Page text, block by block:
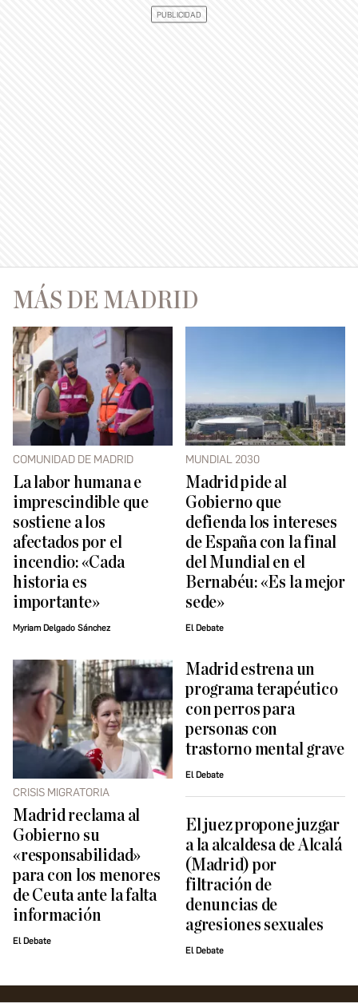
MÁS DE MADRID
COMUNIDAD DE MADRID
La labor humana e
imprescindible que
sostiene a los
afectados por el
incendio: «Cada
historia es
importante»
Myriam Delgado Sánchez
MUNDIAL 2030
Madrid pide al
Gobierno que
defienda los intereses
de España con la final
del Mundial en el
Bernabéu: «Es la mejor
sede»
El Debate
CRISIS MIGRATORIA
Madrid reclama al
Gobierno su
«responsabilidad»
para con los menores
de Ceuta ante la falta
información
El Debate
Madrid estrena un
programa terapéutico
con perros para
personas con
trastorno mental grave
El Debate
El juez propone juzgar
a la alcaldesa de Alcalá
(Madrid) por
filtración de
denuncias de
agresiones sexuales
El Debate